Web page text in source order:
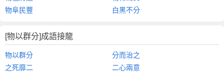
物阜民豐
白黑不分
[物以群分]成語接龍
物以群分
分而治之
之死靡二
二心兩意